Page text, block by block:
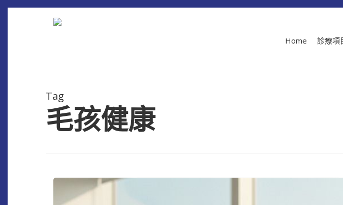
Skip
Home 診療項
Tag
毛孩健康